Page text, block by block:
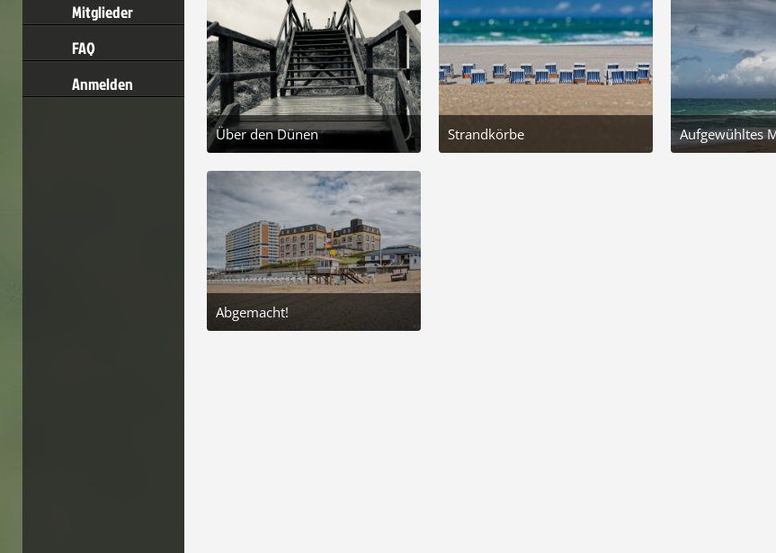
Mitglieder
FAQ
Anmelden
Über den Dünen
30. Juli 2025 um 18:45
5
Strandkörbe
23. Juni 2025 um 20:19
Aufgewühltes
Abgemacht!
23. Juni 2025 um 20:00